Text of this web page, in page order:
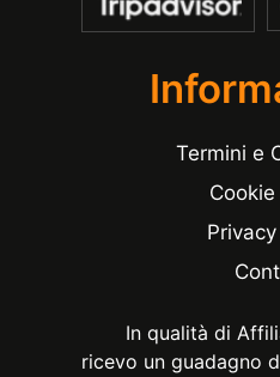
Termini e
In qualità di
ricevo un guadagno